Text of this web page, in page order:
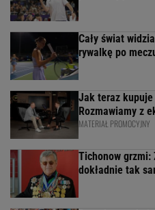
Cały świat
rywalkę po
Jak teraz kupuje
Rozmawiamy z
MATERIAŁ PROMOCYJNY
Tichonow grzmi:
dokładnie tak